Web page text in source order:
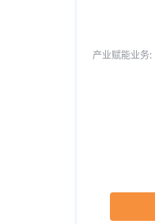
产业赋能业务: